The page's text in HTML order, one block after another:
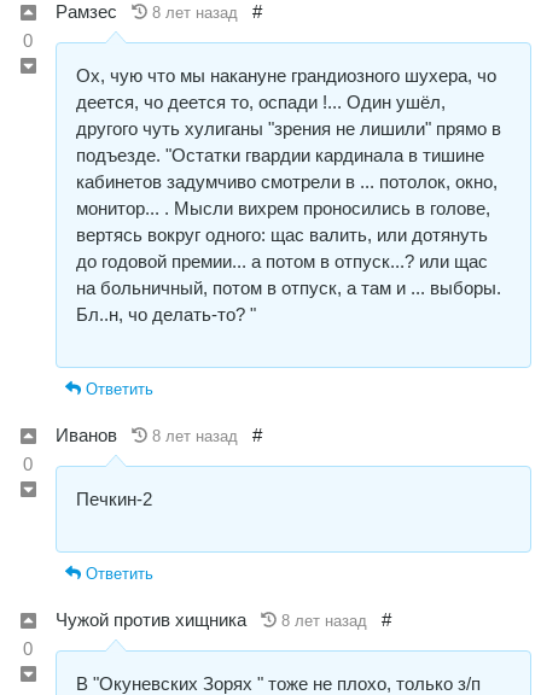
0
Рамзес 8 лет назад #
Ох, чую что мы накануне грандиозного шухера, чо
деется, чо деется то, оспади !... Один ушёл,
другого чуть хулиганы "зрения не лишили" прямо в
подъезде. "Остатки гвардии кардинала в тишине
кабинетов задумчиво смотрели в ... потолок, окно,
монитор... . Мысли вихрем проносились в голове,
вертясь вокруг одного: щас валить, или дотянуть
до годовой премии... а потом в отпуск...? или щас
на больничный, потом в отпуск, а там и ... выборы.
Бл..н, чо делать-то? "
Ответить
0
Иванов 8 лет назад #
Печкин-2
Ответить
0
Чужой против хищника 8 лет назад #
В "Окуневских Зорях " тоже не плохо, только з/п